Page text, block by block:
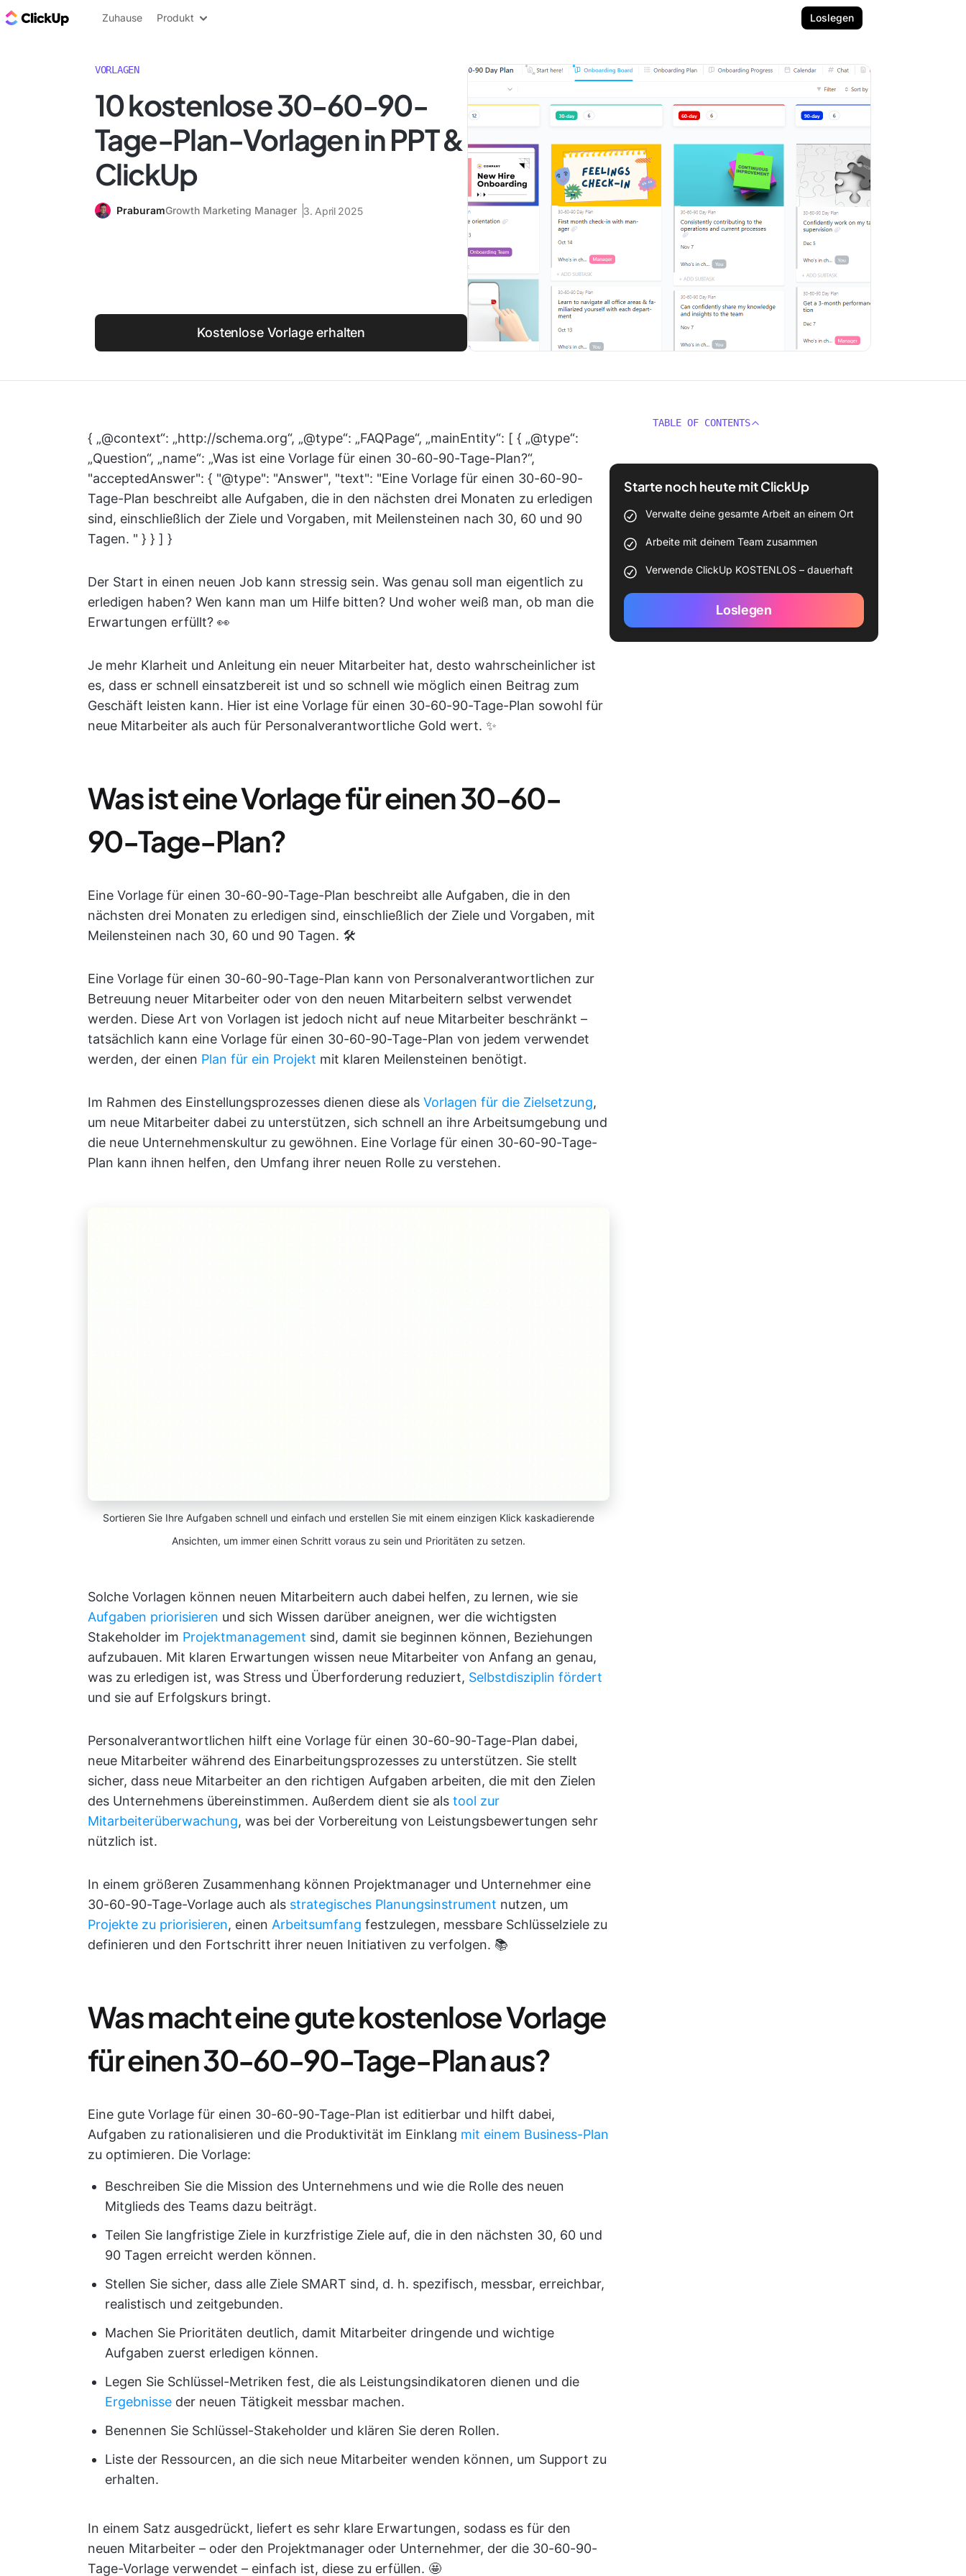
ClickUp Blog
Zuhause Produkt Loslegen
VORLAGEN
10 kostenlose 30-60-90-
Tage-Plan-Vorlagen in PPT &
ClickUp
PraburamGrowth Marketing Manager 3. April 2025
Kostenlose Vorlage erhalten
{ „@context“: „http://schema.org“, „@type“: „FAQPage“, „mainEntity“: [ { „@type“:
„Question“, „name“: „Was ist eine Vorlage für einen 30-60-90-Tage-Plan?“,
"acceptedAnswer": { "@type": "Answer", "text": "Eine Vorlage für einen 30-60-90-
Tage-Plan beschreibt alle Aufgaben, die in den nächsten drei Monaten zu erledigen
sind, einschließlich der Ziele und Vorgaben, mit Meilensteinen nach 30, 60 und 90
Tagen. " } } ] }
Der Start in einen neuen Job kann stressig sein. Was genau soll man eigentlich zu
erledigen haben? Wen kann man um Hilfe bitten? Und woher weiß man, ob man die
Erwartungen erfüllt? 👀
Je mehr Klarheit und Anleitung ein neuer Mitarbeiter hat, desto wahrscheinlicher ist
es, dass er schnell einsatzbereit ist und so schnell wie möglich einen Beitrag zum
Geschäft leisten kann. Hier ist eine Vorlage für einen 30-60-90-Tage-Plan sowohl für
neue Mitarbeiter als auch für Personalverantwortliche Gold wert. ✨
Was ist eine Vorlage für einen 30-60-
90-Tage-Plan?
Eine Vorlage für einen 30-60-90-Tage-Plan beschreibt alle Aufgaben, die in den
nächsten drei Monaten zu erledigen sind, einschließlich der Ziele und Vorgaben, mit
Meilensteinen nach 30, 60 und 90 Tagen. 🛠️
Eine Vorlage für einen 30-60-90-Tage-Plan kann von Personalverantwortlichen zur
Betreuung neuer Mitarbeiter oder von den neuen Mitarbeitern selbst verwendet
werden. Diese Art von Vorlagen ist jedoch nicht auf neue Mitarbeiter beschränkt –
tatsächlich kann eine Vorlage für einen 30-60-90-Tage-Plan von jedem verwendet
werden, der einen Plan für ein Projekt mit klaren Meilensteinen benötigt.
Im Rahmen des Einstellungsprozesses dienen diese als Vorlagen für die Zielsetzung,
um neue Mitarbeiter dabei zu unterstützen, sich schnell an ihre Arbeitsumgebung und
die neue Unternehmenskultur zu gewöhnen. Eine Vorlage für einen 30-60-90-Tage-
Plan kann ihnen helfen, den Umfang ihrer neuen Rolle zu verstehen.
Sortieren Sie Ihre Aufgaben schnell und einfach und erstellen Sie mit einem einzigen Klick kaskadierende
Ansichten, um immer einen Schritt voraus zu sein und Prioritäten zu setzen.
Solche Vorlagen können neuen Mitarbeitern auch dabei helfen, zu lernen, wie sie
Aufgaben priorisieren und sich Wissen darüber aneignen, wer die wichtigsten
Stakeholder im Projektmanagement sind, damit sie beginnen können, Beziehungen
aufzubauen. Mit klaren Erwartungen wissen neue Mitarbeiter von Anfang an genau,
was zu erledigen ist, was Stress und Überforderung reduziert, Selbstdisziplin fördert
und sie auf Erfolgskurs bringt.
Personalverantwortlichen hilft eine Vorlage für einen 30-60-90-Tage-Plan dabei,
neue Mitarbeiter während des Einarbeitungsprozesses zu unterstützen. Sie stellt
sicher, dass neue Mitarbeiter an den richtigen Aufgaben arbeiten, die mit den Zielen
des Unternehmens übereinstimmen. Außerdem dient sie als tool zur
Mitarbeiterüberwachung, was bei der Vorbereitung von Leistungsbewertungen sehr
nützlich ist.
In einem größeren Zusammenhang können Projektmanager und Unternehmer eine
30-60-90-Tage-Vorlage auch als strategisches Planungsinstrument nutzen, um
Projekte zu priorisieren, einen Arbeitsumfang festzulegen, messbare Schlüsselziele zu
definieren und den Fortschritt ihrer neuen Initiativen zu verfolgen. 📚
Was macht eine gute kostenlose Vorlage
für einen 30-60-90-Tage-Plan aus?
Eine gute Vorlage für einen 30-60-90-Tage-Plan ist editierbar und hilft dabei,
Aufgaben zu rationalisieren und die Produktivität im Einklang mit einem Business-Plan
zu optimieren. Die Vorlage:
Beschreiben Sie die Mission des Unternehmens und wie die Rolle des neuen
Mitglieds des Teams dazu beiträgt.
Teilen Sie langfristige Ziele in kurzfristige Ziele auf, die in den nächsten 30, 60 und
90 Tagen erreicht werden können.
Stellen Sie sicher, dass alle Ziele SMART sind, d. h. spezifisch, messbar, erreichbar,
realistisch und zeitgebunden.
Machen Sie Prioritäten deutlich, damit Mitarbeiter dringende und wichtige
Aufgaben zuerst erledigen können.
Legen Sie Schlüssel-Metriken fest, die als Leistungsindikatoren dienen und die
Ergebnisse der neuen Tätigkeit messbar machen.
Benennen Sie Schlüssel-Stakeholder und klären Sie deren Rollen.
Liste der Ressourcen, an die sich neue Mitarbeiter wenden können, um Support zu
erhalten.
In einem Satz ausgedrückt, liefert es sehr klare Erwartungen, sodass es für den
neuen Mitarbeiter – oder den Projektmanager oder Unternehmer, der die 30-60-90-
Tage-Vorlage verwendet – einfach ist, diese zu erfüllen. 🤩
TABLE OF CONTENTS
Starte noch heute mit ClickUp
Verwalte deine gesamte Arbeit an einem Ort
Arbeite mit deinem Team zusammen
Verwende ClickUp KOSTENLOS – dauerhaft
Loslegen